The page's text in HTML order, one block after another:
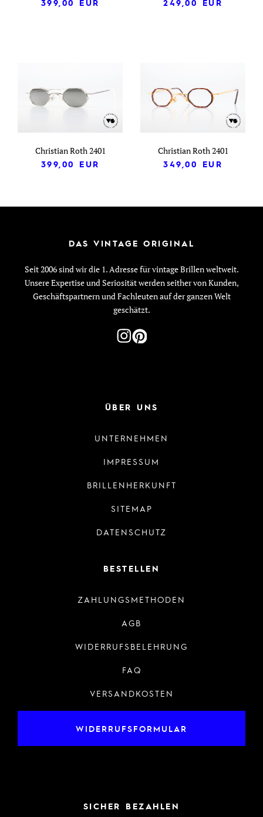
399,00
EUR
249,00
EUR
Christian Roth 2401
399,00
EUR
Christian Roth 2401
349,00
EUR
DAS VINTAGE ORIGINAL
Seit 2006 sind wir die 1. Adresse für vintage Brillen weltweit.
Unsere Expertise und Seriosität werden seither von Kunden,
Geschäftspartnern und Fachleuten auf der ganzen Welt
geschätzt.
ÜBER UNS
UNTERNEHMEN
IMPRESSUM
BRILLENHERKUNFT
SITEMAP
DATENSCHUTZ
BESTELLEN
ZAHLUNGSMETHODEN
AGB
WIDERRUFSBELEHRUNG
FAQ
VERSANDKOSTEN
WIDERRUFSFORMULAR
SICHER BEZAHLEN